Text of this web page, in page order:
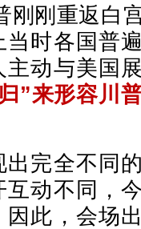
刚刚重返白
时各国普
动与美国
”来形容川
完全不同
互动不同，
此，会场